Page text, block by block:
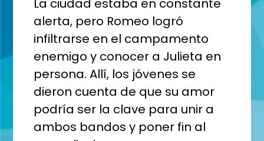
La ciudad estaba en constante
alerta, pero Romeo logró
infiltrarse en el campamento
enemigo y conocer a Julieta en
persona. Allí, los jóvenes se
dieron cuenta de que su amor
podría ser la clave para unir a
ambos bandos y poner fin al